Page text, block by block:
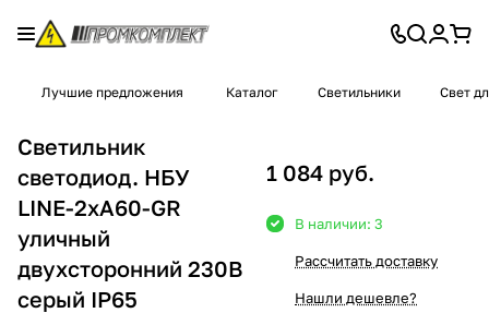
Лучшие предложения Каталог Светильники Свет
Светильник
светодиод. НБУ
LINE-2хА60-GR
уличный
двухсторонний 230B
серый IP65
1 084 руб.
В наличии: 3
Рассчитать доставку
Нашли дешевле?